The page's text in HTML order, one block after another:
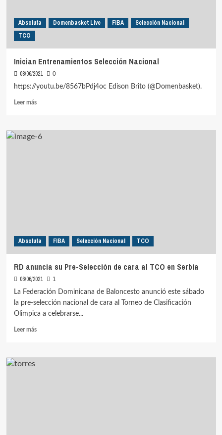
Absoluta Domenbasket Live FIBA
Selección Nacional
TCO
Inician Entrenamientos Selección Nacional
08/06/2021
0
https://youtu.be/8567bPdj4oc Edison Brito (@Domenbasket).
Leer másLeer
Inician
Entrenamientos
Absoluta FIBA Selección Nacional TCO
RD anuncia su Pre-Selección de cara al TCO en Serbia
06/06/2021
1
La Federación Dominicana de Baloncesto anunció este sábado
la pre-selección nacional de cara al Torneo de Clasificación
Olimpica a celebrarse...
Leer másLeer
RD